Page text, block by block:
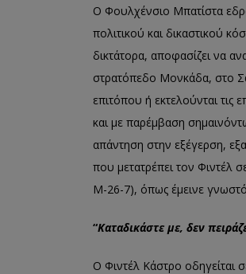
Ο Φουλχένσιο Μπατίστα
πολιτικού και δικαστικού
δικτάτορα, αποφασίζει να
στρατόπεδο Μονκάδα, στο
επιτόπου ή εκτελούνται τις
και με παρέμβαση
απάντηση στην εξέγερση,
που μετατρέπει τον Φιντέλ
M-26-7), όπως έμεινε
“Καταδικάστε με, δεν
Ο Φιντέλ Κάστρο οδηγείται